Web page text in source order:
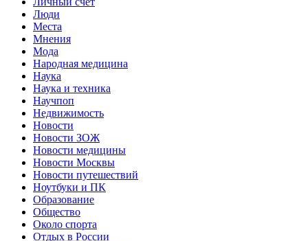
Люди
Места
Мнения
Мода
Народная медицина
Наука
Наука и техника
Научпоп
Недвижимость
Новости
Новости ЗОЖ
Новости медицины
Новости Москвы
Новости путешествий
Ноутбуки и ПК
Образование
Общество
Около спорта
Отдых в России